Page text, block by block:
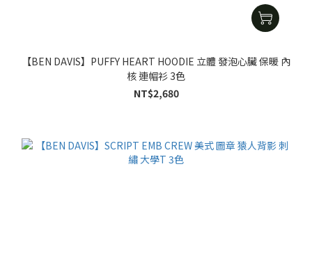
【BEN DAVIS】PUFFY HEART HOODIE 立體 發泡心臟 保暖 內
核 連帽衫 3色
NT$2,680